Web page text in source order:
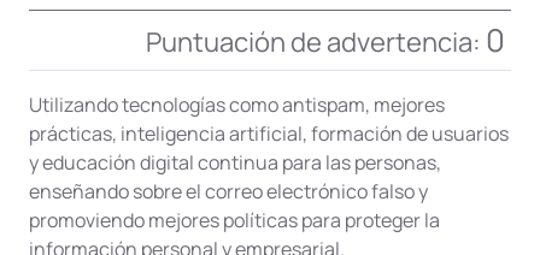
Puntuación de advertencia: 0
Utilizando tecnologías como antispam, mejores
prácticas, inteligencia artificial, formación de usuarios
y educación digital continua para las personas,
enseñando sobre el correo electrónico falso y
promoviendo mejores políticas para proteger la
información personal y empresarial.